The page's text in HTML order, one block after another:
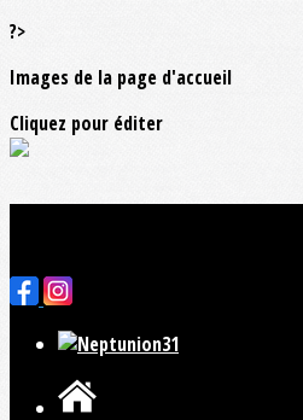
?>
Images de la page d'accueil
Cliquez pour éditer